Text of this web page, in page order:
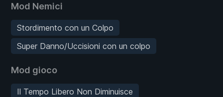
Mod Nemici
Stordimento con un Colpo
Super Danno/Uccisioni con un colpo
Mod gioco
Il Tempo Libero Non Diminuisce